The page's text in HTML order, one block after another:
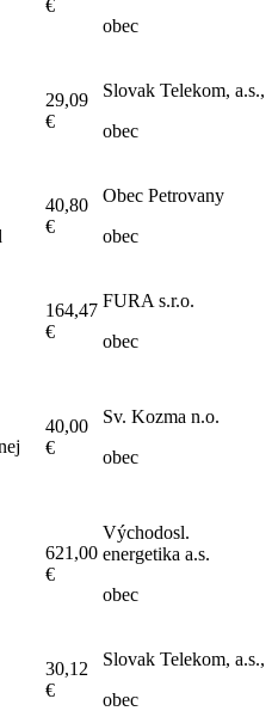
€
obec
29,09
€
Slovak Telekom, a.s.,
obec
40,80
€
Obec Petrovany
obec
164,47
€
FURA s.r.o.
obec
40,00
€
Sv. Kozma n.o.
obec
621,00
€
Východosl.
energetika a.s.
obec
30,12
€
Slovak Telekom, a.s.,
obec